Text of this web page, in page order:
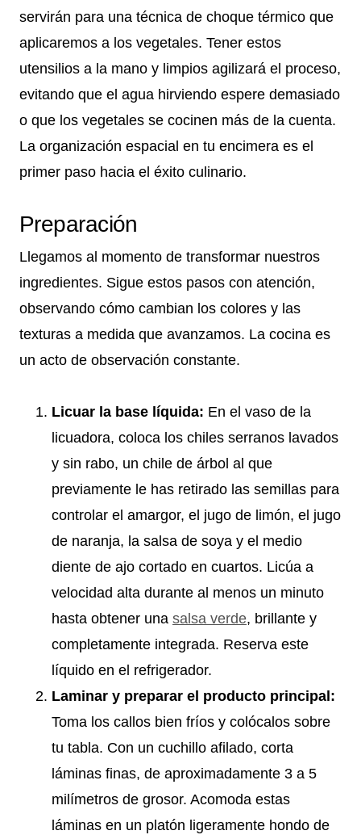
servirán para una técnica de choque térmico que
aplicaremos a los vegetales. Tener estos
utensilios a la mano y limpios agilizará el proceso,
evitando que el agua hirviendo espere demasiado
o que los vegetales se cocinen más de la cuenta.
La organización espacial en tu encimera es el
primer paso hacia el éxito culinario.
Preparación
Llegamos al momento de transformar nuestros
ingredientes. Sigue estos pasos con atención,
observando cómo cambian los colores y las
texturas a medida que avanzamos. La cocina es
un acto de observación constante.
Licuar la base líquida: En el vaso de la
licuadora, coloca los chiles serranos lavados
y sin rabo, un chile de árbol al que
previamente le has retirado las semillas para
controlar el amargor, el jugo de limón, el jugo
de naranja, la salsa de soya y el medio
diente de ajo cortado en cuartos. Licúa a
velocidad alta durante al menos un minuto
hasta obtener una salsa verde, brillante y
completamente integrada. Reserva este
líquido en el refrigerador.
Laminar y preparar el producto principal:
Toma los callos bien fríos y colócalos sobre
tu tabla. Con un cuchillo afilado, corta
láminas finas, de aproximadamente 3 a 5
milímetros de grosor. Acomoda estas
láminas en un platón ligeramente hondo de